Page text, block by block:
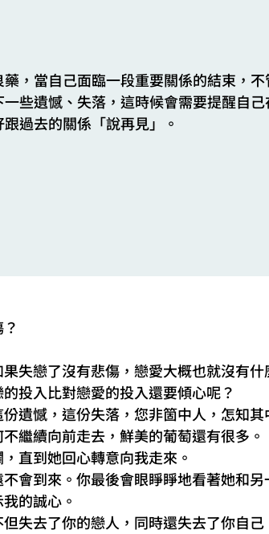
，當自己面臨一段重要關係的結束，
些遺憾、失落，這時候會需要提醒自
過去的關係「說再見」。
失戀了沒有悲傷，戀愛大概也就沒有什
投入比對戀愛的投入還要傾心呢？
遺憾，這份失落，您非箇中人，怎知其
繼續向前走去，鮮美的葡萄還有很多。
直到她回心轉意向我走來。
會到來。你最後會眼睜睜地看著她和另
的誠心。
失去了你的戀人，同時還失去了你自己